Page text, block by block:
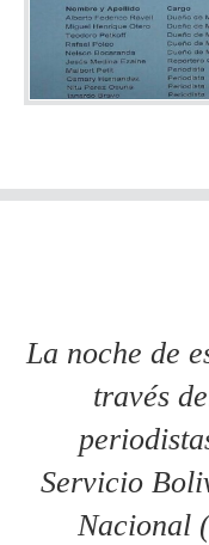
La noche de
través
Servicio
Nacional